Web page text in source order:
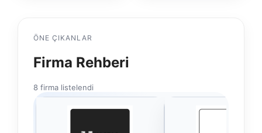
ÖNE ÇIKANLAR
Firma Rehberi
8 firma listelendi